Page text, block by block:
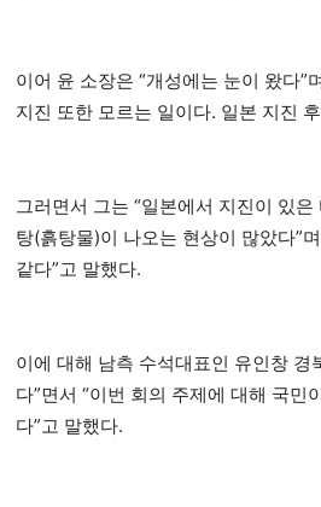
이어 윤 소장은 “개성에는 눈이 왔다
지진 또한 모르는 일이다. 일본 지진
그러면서 그는 “일본에서 지진이 있
탕(흙탕물)이 나오는 현상이 많았다”
같다”고 말했다.
이에 대해 남측 수석대표인 유인창 경
다”면서 “이번 회의 주제에 대해 국
다”고 말했다.